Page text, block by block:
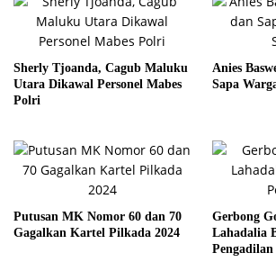
Sherly Tjoanda, Cagub Maluku
Utara Dikawal Personel Mabes
Polri
Anies
Sapa
Putusan MK Nomor 60 dan 70
Gagalkan Kartel Pilkada 2024
Gerbong
Lahadalia
Pengadilan